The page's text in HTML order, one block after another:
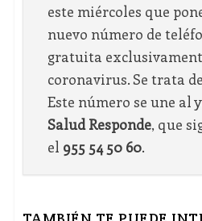
este miércoles que
nuevo número de
gratuita
coronavirus. Se trata
Este número se une al
Salud Responde, que
el 955 54 50 60.